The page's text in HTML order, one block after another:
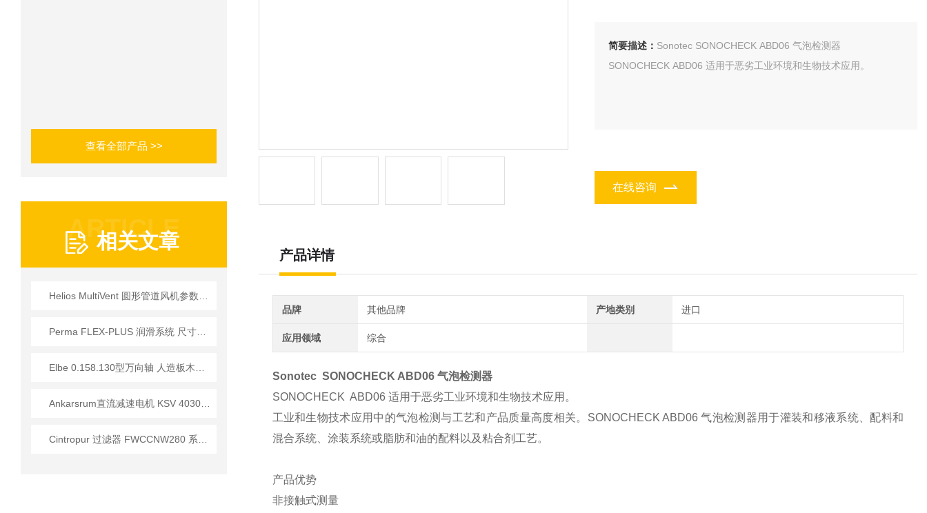
查看全部产品 >>
ARTICLE
相关文章
简要描述：
Sonotec SONOCHECK ABD06 气泡检测器
SONOCHECK ABD06 适用于恶劣工业环境和生物技术应用。
在线咨询
产品详情
品牌 其他品牌 产地类别 进口
应用领域 综合
Sonotec SONOCHECK ABD06 气泡检测器
SONOCHECK ABD06 适用于恶劣工业环境和生物技术应用。
工业和生物技术应用中的气泡检测与工艺和产品质量高度相关。SONOCHECK ABD06 气泡检测器用于灌装和移液系统、配料和
混合系统、涂装系统或脂肪和油的配料以及粘合剂工艺。
产品优势
非接触式测量